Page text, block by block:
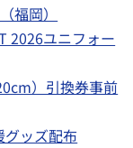
福岡）
2026ユニフォー
）引換券事前
グッズ配布